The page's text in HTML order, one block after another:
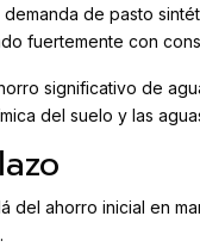
de pasto
fuertemente con
significativo de
del suelo y las
ahorro inicial en